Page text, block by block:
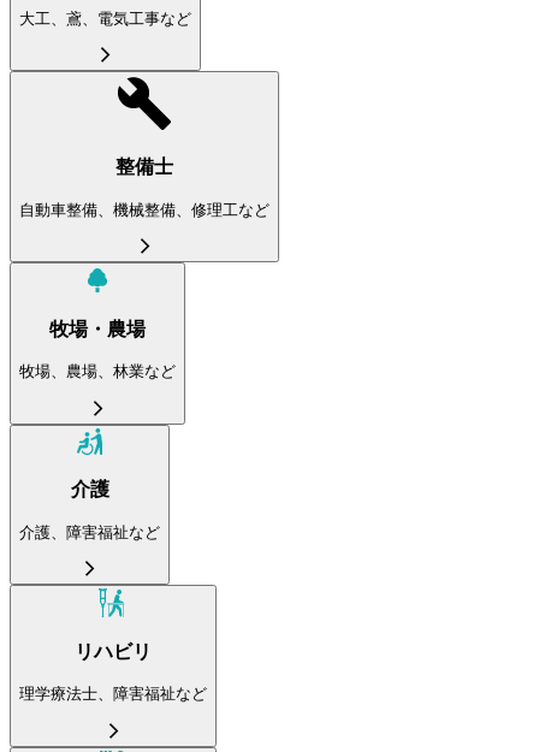
大工、鳶、電気工事など
整備士
自動車整備、機械整備、修理工など
牧場・農場
牧場、農場、林業など
介護
介護、障害福祉など
リハビリ
理学療法士、障害福祉など